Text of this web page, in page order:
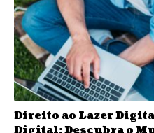
Direito ao Lazer